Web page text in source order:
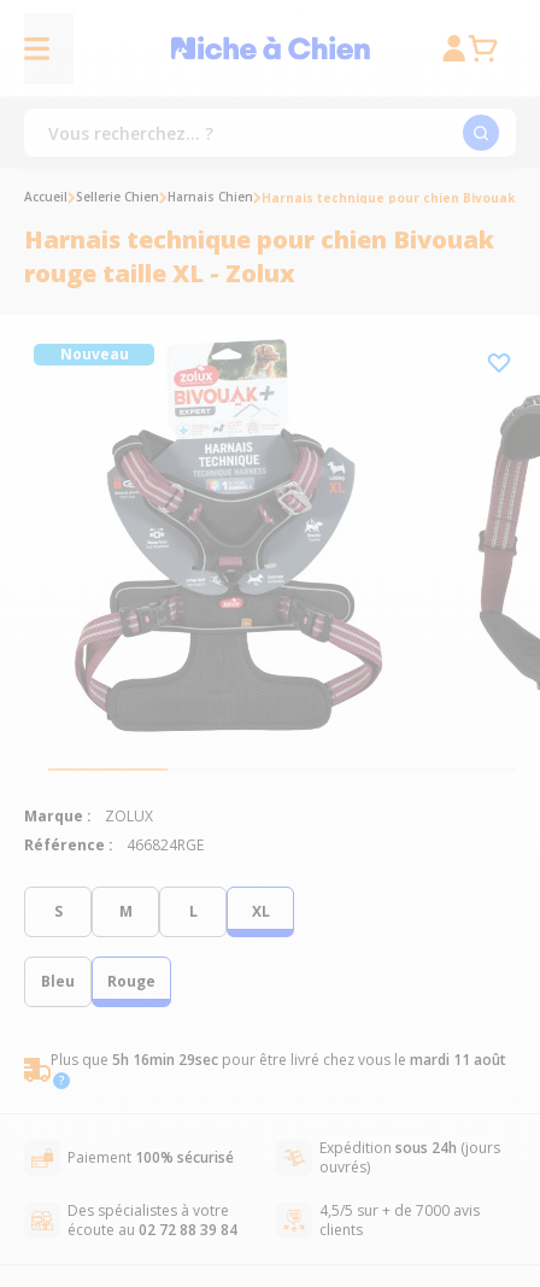
S M L XL
Bleu Rouge
Plus que 5h 16min 28sec pour être livré chez vous le mardi 11 août
Paiement 100% sécurisé Expédition sous 24h (jours
ouvrés)
Des spécialistes à votre
écoute au 02 72 88 39 84
4,5/5 sur + de 7000 avis
clients
Accueil Sellerie Chien Harnais Chien Harnais technique pour chien Bivouak
Harnais technique pour chien Bivouak
rouge taille XL - Zolux
Nouveau
Marque :
ZOLUX
Référence :
466824RGE